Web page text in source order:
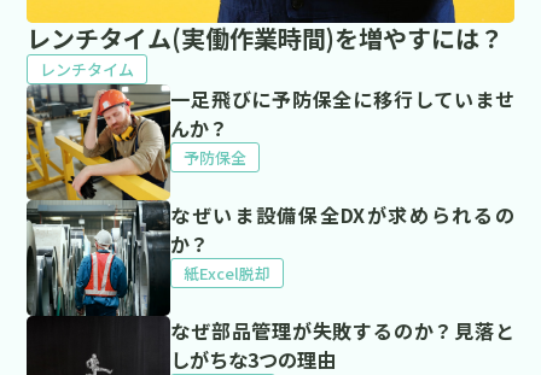
レンチタイム(実働作業時間)を増やすには？
レンチタイム
一足飛びに予防保全に移行していませ
んか？
予防保全
なぜいま設備保全DXが求められるの
か？
紙Excel脱却
なぜ部品管理が失敗するのか？見落と
しがちな3つの理由